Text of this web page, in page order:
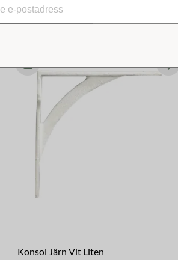
Konsol Järn Vit Liten